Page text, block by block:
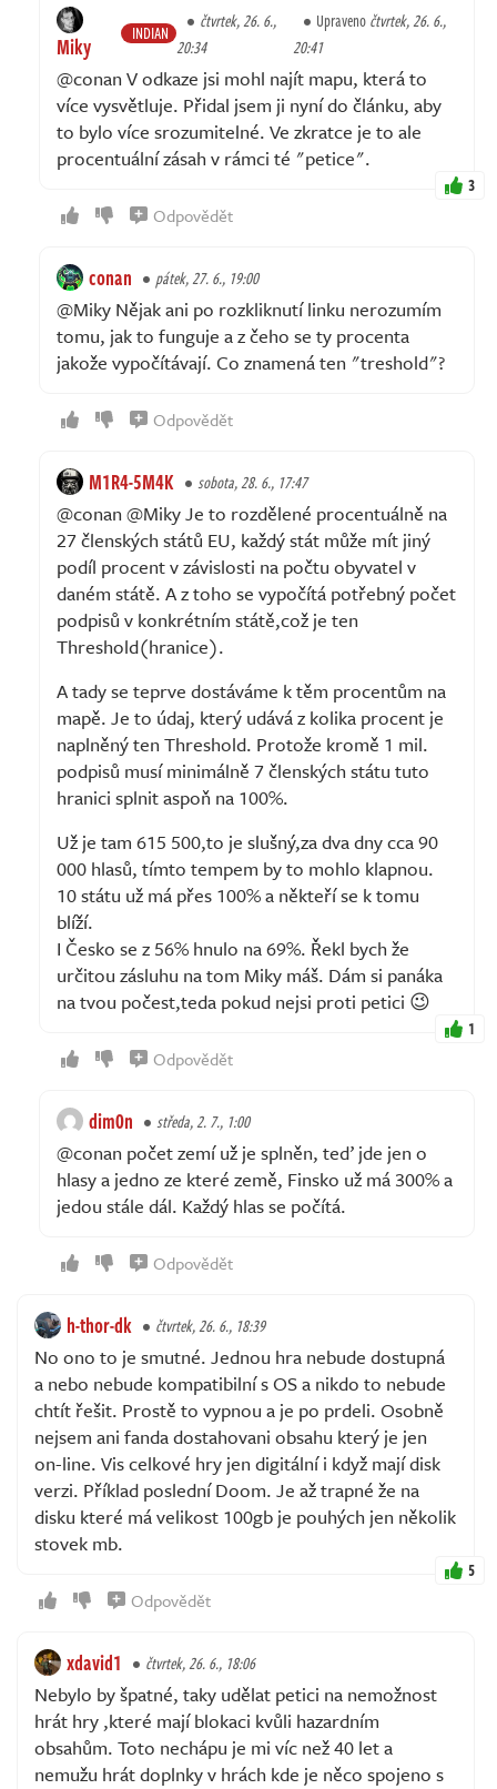
Miky INDIAN
čtvrtek, 26. 6.,
20:34
Upravenočtvrtek, 26. 6.,
20:41
@conan V odkaze jsi mohl najít mapu, která to
více vysvětluje. Přidal jsem ji nyní do článku, aby
to bylo více srozumitelné. Ve zkratce je to ale
procentuální zásah v rámci té "petice".
3
Odpovědět
conan pátek, 27. 6., 19:00
@Miky Nějak ani po rozkliknutí linku nerozumím
tomu, jak to funguje a z čeho se ty procenta
jakože vypočítávají. Co znamená ten "treshold"?
Odpovědět
M1R4-5M4K sobota, 28. 6., 17:47
@conan @Miky Je to rozdělené procentuálně na
27 členských států EU, každý stát může mít jiný
podíl procent v závislosti na počtu obyvatel v
daném státě. A z toho se vypočítá potřebný počet
podpisů v konkrétním státě,což je ten
Threshold(hranice).
A tady se teprve dostáváme k těm procentům na
mapě. Je to údaj, který udává z kolika procent je
naplněný ten Threshold. Protože kromě 1 mil.
podpisů musí minimálně 7 členských státu tuto
hranici splnit aspoň na 100%.
Už je tam 615 500,to je slušný,za dva dny cca 90
000 hlasů, tímto tempem by to mohlo klapnou.
10 státu už má přes 100% a někteří se k tomu
blíží.
I Česko se z 56% hnulo na 69%. Řekl bych že
určitou zásluhu na tom Miky máš. Dám si panáka
na tvou počest,teda pokud nejsi proti petici 😉
1
Odpovědět
dim0n středa, 2. 7., 1:00
@conan počet zemí už je splněn, teď jde jen o
hlasy a jedno ze které země, Finsko už má 300% a
jedou stále dál. Každý hlas se počítá.
Odpovědět
h-thor-dk čtvrtek, 26. 6., 18:39
No ono to je smutné. Jednou hra nebude dostupná
a nebo nebude kompatibilní s OS a nikdo to nebude
chtít řešit. Prostě to vypnou a je po prdeli. Osobně
nejsem ani fanda dostahovani obsahu který je jen
on-line. Vis celkové hry jen digitální i když mají disk
verzi. Příklad poslední Doom. Je až trapné že na
disku které má velikost 100gb je pouhých jen několik
stovek mb.
5
Odpovědět
xdavid1 čtvrtek, 26. 6., 18:06
Nebylo by špatné, taky udělat petici na nemožnost
hrát hry ,které mají blokaci kvůli hazardním
obsahům. Toto nechápu je mi víc než 40 let a
nemužu hrát doplnky v hrách kde je něco spojeno s